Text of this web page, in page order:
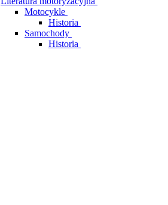
Motocykle
Historia
Samochody
Historia